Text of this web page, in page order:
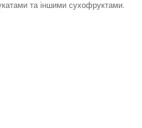
та іншими сухофруктами.